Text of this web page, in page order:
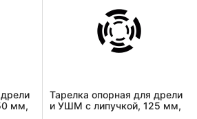
мм,
Тарелка опорная для дрели
и УШМ с липучкой, 125 мм,